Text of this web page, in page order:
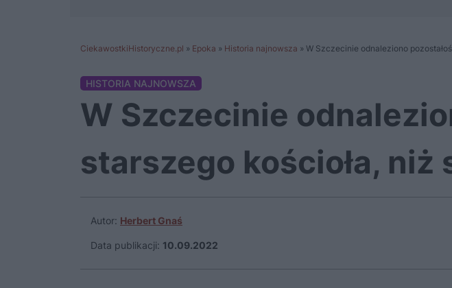
CiekawostkiHistoryczne.pl » Epoka » Historia najnowsza » W Szczecinie odnaleziono
HISTORIA NAJNOWSZA
W Szczecinie
starszego kościoła, niż
Autor: Herbert Gnaś
Data publikacji: 10.09.2022